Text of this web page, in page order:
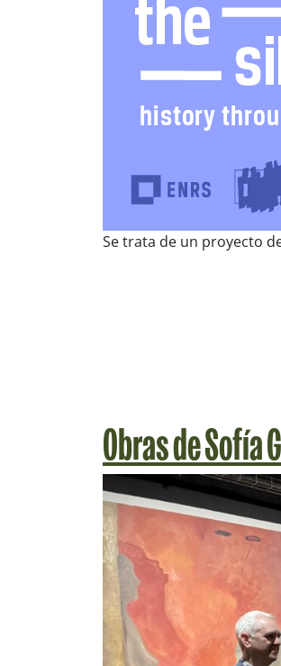
Se trata de un proyecto
Obras de Sofía